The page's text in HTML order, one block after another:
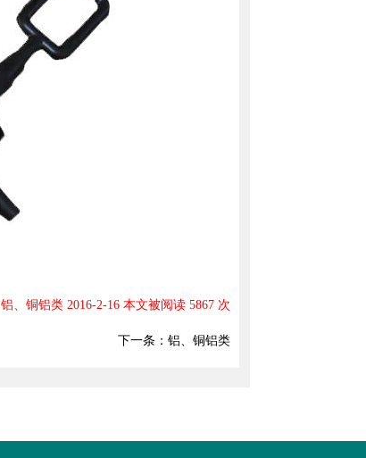
铝、铜铝类 2016-2-16 本文被阅读 5867 次
下一条： 铝、铜铝类